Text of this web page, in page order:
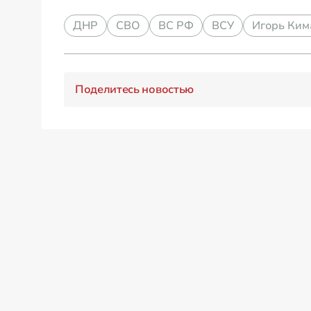
ДНР СВО ВС РФ ВСУ Игорь
Поделитесь новостью